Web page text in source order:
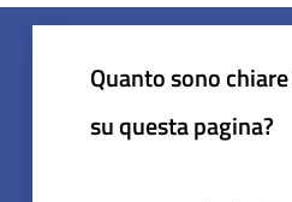
Quanto sono
su questa pagina?